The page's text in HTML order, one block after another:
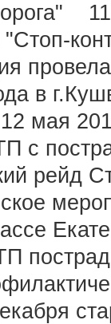
в
12 мая
с
рейд